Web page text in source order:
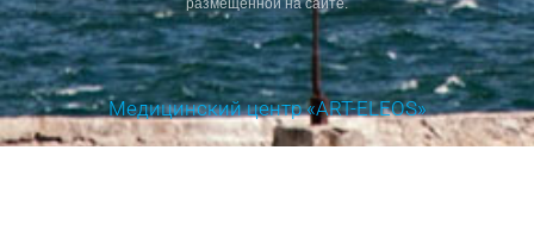
размещенной на сайте.
Медицинский центр «ART-ELEOS»